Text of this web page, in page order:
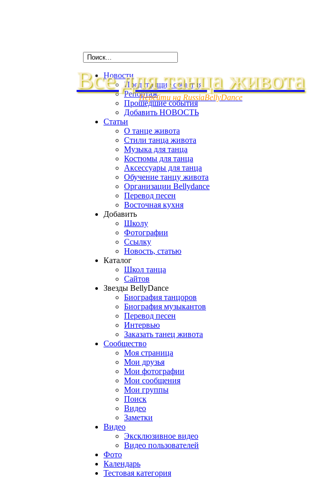
Все для танца живота
Перейти на RussiaBellyDance
Новости
Предстоящие события
Репортаж
Прошедшие события
Добавить НОВОСТЬ
Статьи
О танце живота
Стили танца живота
Музыка для танца
Костюмы для танца
Аксессуары для танца
Обучение танцу живота
Организации Bellydance
Перевод песен
Восточная кухня
Добавить
Школу
Фотографии
Ссылку
Новость, статью
Каталог
Школ танца
Сайтов
Звезды BellyDance
Биография танцоров
Биография музыкантов
Перевод песен
Интервью
Заказать танец живота
Сообщество
Моя страница
Мои друзья
Мои фотографии
Мои сообщения
Мои группы
Поиск
Видео
Заметки
Видео
Эксклюзивное видео
Видео пользователей
Фото
Календарь
Тестовая категория